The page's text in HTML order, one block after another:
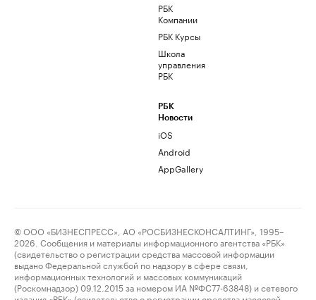
РБК
Компании
РБК Курсы
Школа
управления
РБК
РБК
Новости
iOS
Android
AppGallery
© ООО «БИЗНЕСПРЕСС», АО «РОСБИЗНЕСКОНСАЛТИНГ», 1995–
2026. Сообщения и материалы информационного агентства «РБК»
(свидетельство о регистрации средства массовой информации
выдано Федеральной службой по надзору в сфере связи,
информационных технологий и массовых коммуникаций
(Роскомнадзор) 09.12.2015 за номером ИА №ФС77-63848) и сетевого